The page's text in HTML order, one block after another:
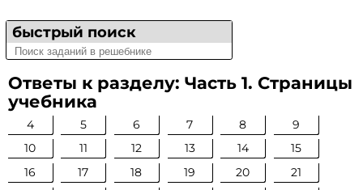
быстрый поиск
Ответы к разделу: Часть 1. Страницы
учебника
4 5 6 7 8
9
10
11 12 13 14
15
16
17 18 19 20
21